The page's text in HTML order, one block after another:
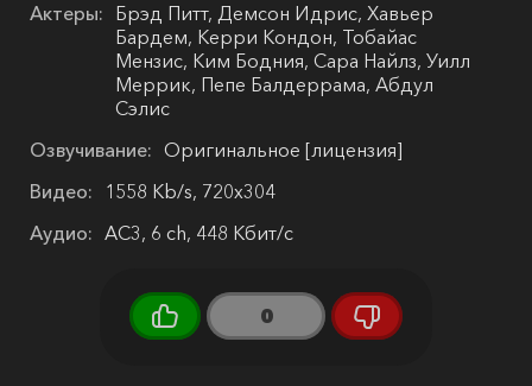
Актеры: Брэд Питт, Демсон Идрис, Хавьер
Бардем, Керри Кондон, Тобайас
Мензис, Ким Бодния, Сара Найлз, Уилл
Меррик, Пепе Балдеррама, Абдул
Сэлис
Озвучивание: Оригинальное [лицензия]
Видео:
1558 Kb/s, 720x304
Аудио: AC3, 6 ch, 448 Кбит/с
0